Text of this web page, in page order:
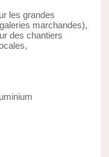
les grandes
marchandes),
des chantiers